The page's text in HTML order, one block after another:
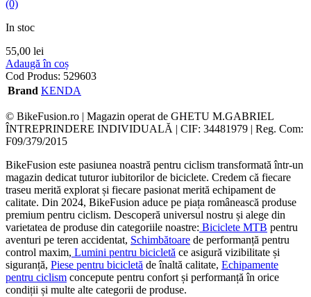
(0)
In stoc
55,00 lei
Adaugă în coș
Cod Produs: 529603
Brand KENDA
© BikeFusion.ro | Magazin operat de GHETU M.GABRIEL
ÎNTREPRINDERE INDIVIDUALĂ | CIF: 34481979 | Reg. Com:
F09/379/2015
BikeFusion este pasiunea noastră pentru ciclism transformată într-un
magazin dedicat tuturor iubitorilor de biciclete. Credem că fiecare
traseu merită explorat și fiecare pasionat merită echipament de
calitate. Din 2024, BikeFusion aduce pe piața românească produse
premium pentru ciclism. Descoperă universul nostru și alege din
varietatea de produse din categoriile noastre: Biciclete MTB pentru
aventuri pe teren accidentat, Schimbătoare de performanță pentru
control maxim, Lumini pentru bicicletă ce asigură vizibilitate și
siguranță, Piese pentru bicicletă de înaltă calitate, Echipamente
pentru ciclism concepute pentru confort și performanță în orice
condiții și multe alte categorii de produse.